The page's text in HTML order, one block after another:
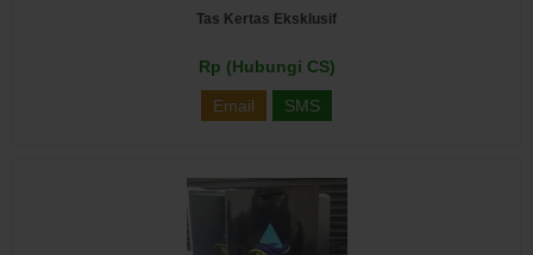
Tas Kertas Eksklusif
Rp (Hubungi CS)
Email SMS